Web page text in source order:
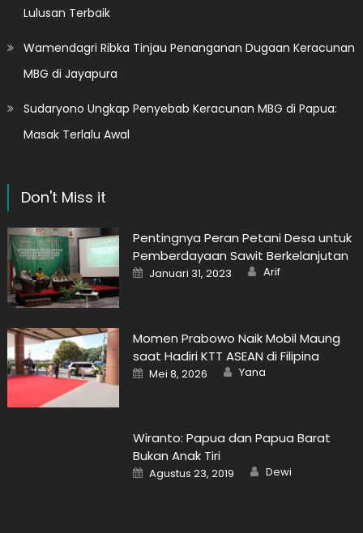
Lulusan Terbaik
Wamendagri Ribka Tinjau Penanganan Dugaan Keracunan
MBG di Jayapura
Sudaryono Ungkap Penyebab Keracunan MBG di Papua:
Masak Terlalu Awal
Don't Miss it
Pentingnya Peran Petani Desa untuk
Pemberdayaan Sawit Berkelanjutan
Posted
on
Januari 31, 2023 Author
Arif
Momen Prabowo Naik Mobil Maung
saat Hadiri KTT ASEAN di Filipina
Posted
on
Mei 8, 2026 Author
Yana
Wiranto: Papua dan Papua Barat
Bukan Anak Tiri
Posted
on
Agustus 23, 2019 Author
Dewi